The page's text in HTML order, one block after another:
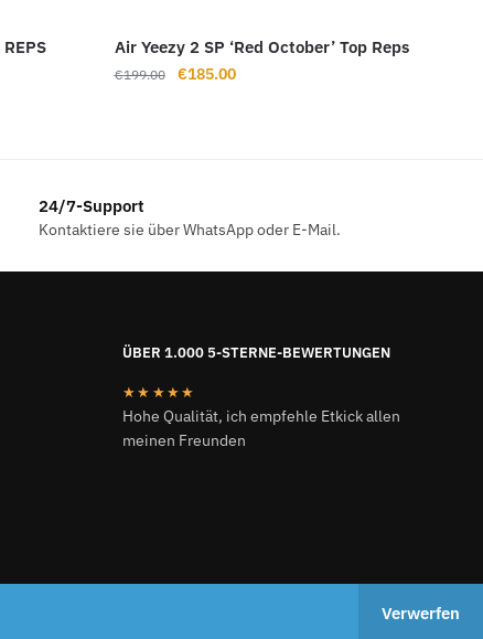
Verwerfen
Air Yeezy 2 SP ‘Red October’ Top Reps
€199.00
Ursprünglicher
€185.00Aktueller
24/7-Support
Kontaktiere sie über WhatsApp oder E-Mail.
ÜBER 1.000 5-STERNE-BEWERTUNGEN
★★★★★
Hohe Qualität, ich empfehle Etkick allen
meinen Freunden